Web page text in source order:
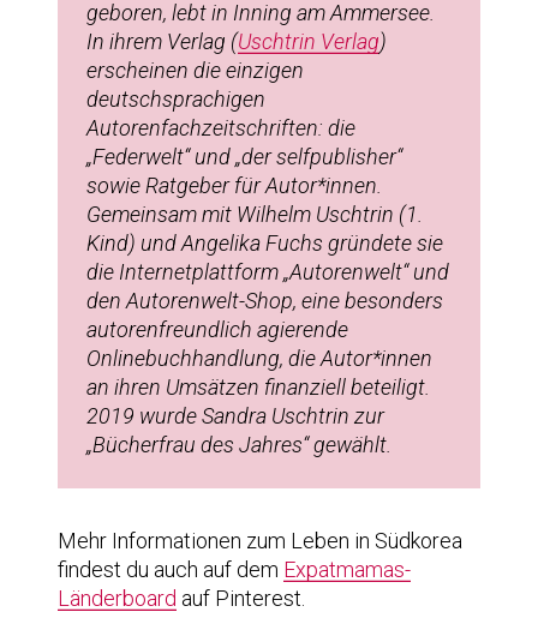
geboren, lebt in Inning am Ammersee.
In ihrem Verlag (Uschtrin Verlag)
erscheinen die einzigen
deutschsprachigen
Autorenfachzeitschriften: die
„Federwelt“ und „der selfpublisher“
sowie Ratgeber für Autor*innen.
Gemeinsam mit Wilhelm Uschtrin (1.
Kind) und Angelika Fuchs gründete sie
die Internetplattform „Autorenwelt“ und
den Autorenwelt-Shop, eine besonders
autorenfreundlich agierende
Onlinebuchhandlung, die Autor*innen
an ihren Umsätzen finanziell beteiligt.
2019 wurde Sandra Uschtrin zur
„Bücherfrau des Jahres“ gewählt.
Mehr Informationen zum Leben in Südkorea
findest du auch auf dem Expatmamas-
Länderboard auf Pinterest.